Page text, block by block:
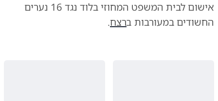
אישום לבית המשפט המחוזי בלוד נגד 16 נערים
החשודים במעורבות ברצח.